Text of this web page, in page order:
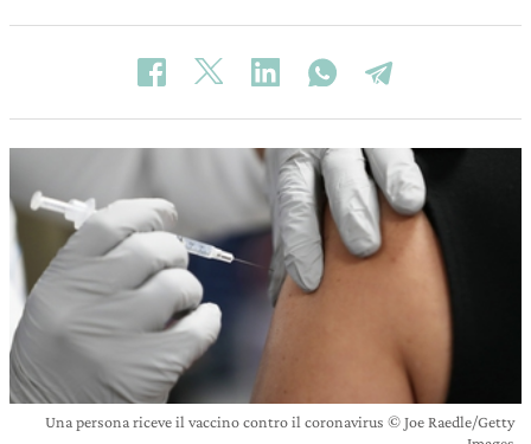
Una persona riceve il vaccino contro il coronavirus © Joe Raedle/Getty